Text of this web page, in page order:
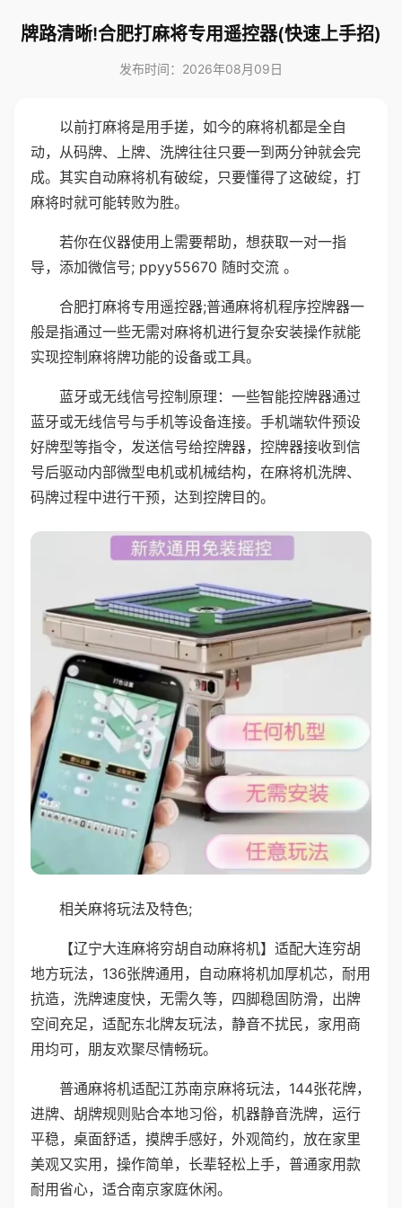
牌路清晰!合肥打麻将专用遥控器(快速上手招)
发布时间：2026年08月09日
以前打麻将是用手搓，如今的麻将机都是全自
动，从码牌、上牌、洗牌往往只要一到两分钟就会完
成。其实自动麻将机有破绽，只要懂得了这破绽，打
麻将时就可能转败为胜。
若你在仪器使用上需要帮助，想获取一对一指
导，添加微信号; ppyy55670 随时交流 。
合肥打麻将专用遥控器;普通麻将机程序控牌器一
般是指通过一些无需对麻将机进行复杂安装操作就能
实现控制麻将牌功能的设备或工具。
蓝牙或无线信号控制原理：一些智能控牌器通过
蓝牙或无线信号与手机等设备连接。手机端软件预设
好牌型等指令，发送信号给控牌器，控牌器接收到信
号后驱动内部微型电机或机械结构，在麻将机洗牌、
码牌过程中进行干预，达到控牌目的。
相关麻将玩法及特色;
【辽宁大连麻将穷胡自动麻将机】适配大连穷胡
地方玩法，136张牌通用，自动麻将机加厚机芯，耐用
抗造，洗牌速度快，无需久等，四脚稳固防滑，出牌
空间充足，适配东北牌友玩法，静音不扰民，家用商
用均可，朋友欢聚尽情畅玩。
普通麻将机适配江苏南京麻将玩法，144张花牌，
进牌、胡牌规则贴合本地习俗，机器静音洗牌，运行
平稳，桌面舒适，摸牌手感好，外观简约，放在家里
美观又实用，操作简单，长辈轻松上手，普通家用款
耐用省心，适合南京家庭休闲。